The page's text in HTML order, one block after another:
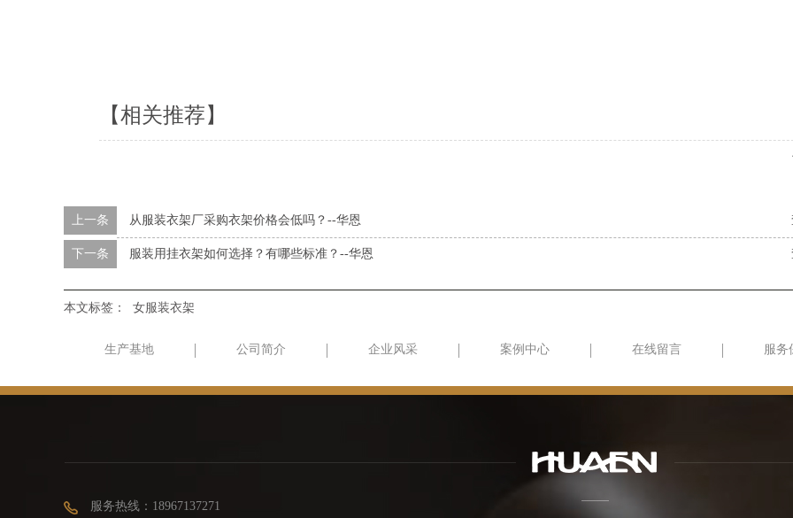
【相关推荐】
上一条 从服装衣架厂采购衣架价格会低吗？--华恩
下一条 服装用挂衣架如何选择？有哪些标准？--华恩
本文标签： 女服装衣架
生产基地 公司简介 企业风采 案例中心 在线留言 服务
服务热线：18967137271